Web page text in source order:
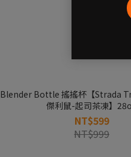
Blender Bottle 搖搖杯【Strada
傑利鼠-起司茶凍】
NT$599
NT$999